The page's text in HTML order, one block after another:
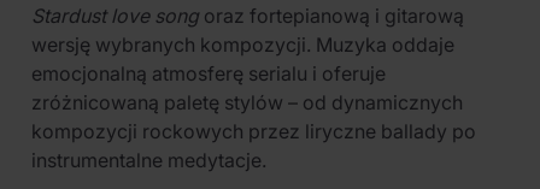
Stardust love song oraz fortepianową i gitarową
wersję wybranych kompozycji. Muzyka oddaje
emocjonalną atmosferę serialu i oferuje
zróżnicowaną paletę stylów – od dynamicznych
kompozycji rockowych przez liryczne ballady po
instrumentalne medytacje.